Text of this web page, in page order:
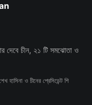
হাসিনা ও চীনের প্রেসিডেন্ট শি